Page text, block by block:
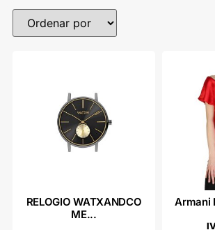
RELOGIO WATXANDCO
ME...
Armani